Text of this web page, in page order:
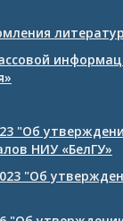
"Об
НИУ «БелГУ»
"Об